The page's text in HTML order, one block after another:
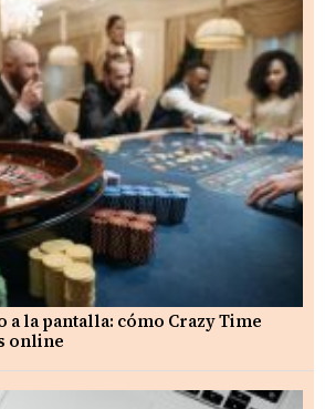
a la pantalla: cómo Crazy Time
online